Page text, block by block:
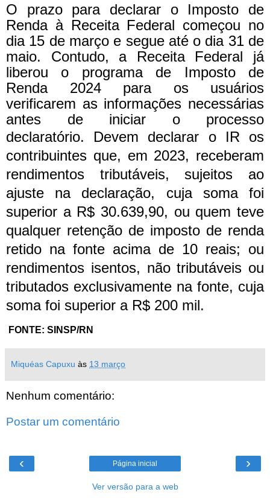
O prazo para declarar o Imposto de
Renda à Receita Federal começou no
dia 15 de março e segue até o dia 31 de
maio. Contudo, a Receita Federal já
liberou o programa de Imposto de
Renda 2024 para os usuários
verificarem as informações necessárias
antes de iniciar o processo
declaratório. Devem declarar o IR os
contribuintes que, em 2023, receberam
rendimentos tributáveis, sujeitos ao
ajuste na declaração, cuja soma foi
superior a R$ 30.639,90, ou quem teve
qualquer retenção de imposto de renda
retido na fonte acima de 10 reais; ou
rendimentos isentos, não tributáveis ou
tributados exclusivamente na fonte, cuja
soma foi superior a R$ 200 mil.
FONTE: SINSP/RN
Miquéas Capuxu às 13 março
Nenhum comentário:
Postar um comentário
‹ ›
Página inicial
Ver versão para a web